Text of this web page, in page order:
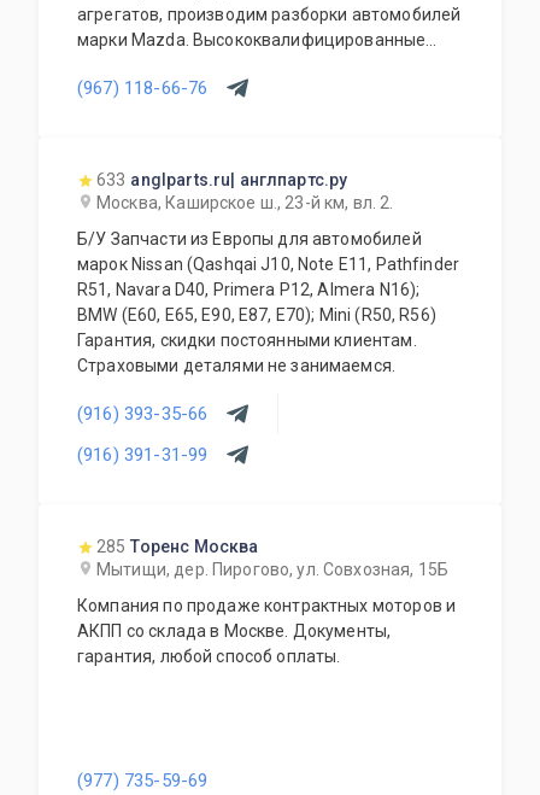
агрегатов, производим разборки автомобилей
марки Mazda. Высококвалифицированные
его виды. В нашем автосервисе проводится
дополнительное оборудование для Вашего
автомобиля. Гарантия качества на все услуги
и продукцию. Квалифицированные
специалисты. Мы работаем для Вас каждый
день.
(967) 118-66-76
633 anglparts.ru| англпартс.ру
Москва, Каширское ш., 23-й км, вл. 2.
Б/У Запчасти из Европы для автомобилей
марок Nissan (Qashqai J10, Note E11, Pathfinder
R51, Navara D40, Primera P12, Almera N16);
BMW (E60, E65, E90, E87, E70); Mini (R50, R56)
Гарантия, скидки постоянными клиентам.
Страховыми деталями не занимаемся.
(916) 393-35-66
(916) 391-31-99
285 Торенс Москва
Мытищи, дер. Пирогово, ул. Совхозная, 15Б
Компания по продаже контрактных моторов и
АКПП со склада в Москве. Документы,
гарантия, любой способ оплаты.
(977) 735-59-69